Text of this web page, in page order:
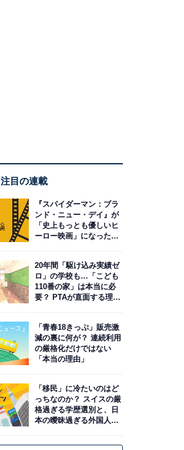
注目の連載
『スパイダーマン：ブラ
ンド・ニュー・デイ』が
「史上もっとも優しいヒ
ーロー映画」になった理
20年間「駆け込み実績ゼ
ロ」の学校も…「こども
110番の家」は本当に必
要？ PTAが直面する理想
「青春18きっぷ」販売激
減の裏に何が？ 連続利用
の厳格化だけではない
「本当の理由」
「移民」に冷たいのはど
っちなのか？ スイスの厳
格過ぎる学歴選別と、日
本の曖昧過ぎる外国人政